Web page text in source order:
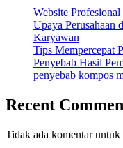
Website
Upaya Perusahaan
Karyawan
Tips Mempercepat
Penyebab Hasil
penyebab kompos
Recent
Tidak ada komentar